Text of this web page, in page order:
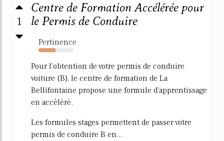
1
Centre de Formation Accélérée pour
le Permis de Conduire
Pertinence
49%
Pour l'obtention de votre permis de conduire
voiture (B), le centre de formation de La
Bellifontaine propose une formule d'apprentissage
en accéléré.
Les formules stages permettent de passer votre
permis de conduire B en...